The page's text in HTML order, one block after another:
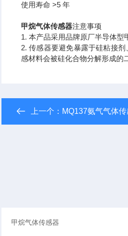
使用寿命 >5 年
甲烷气体传感器注意事项
1. 本产品采用品牌原厂半导体
2. 传感器要避免暴露于硅粘接
感材料会被硅化合物分解形成的
上一个： MQ137氨气气体传